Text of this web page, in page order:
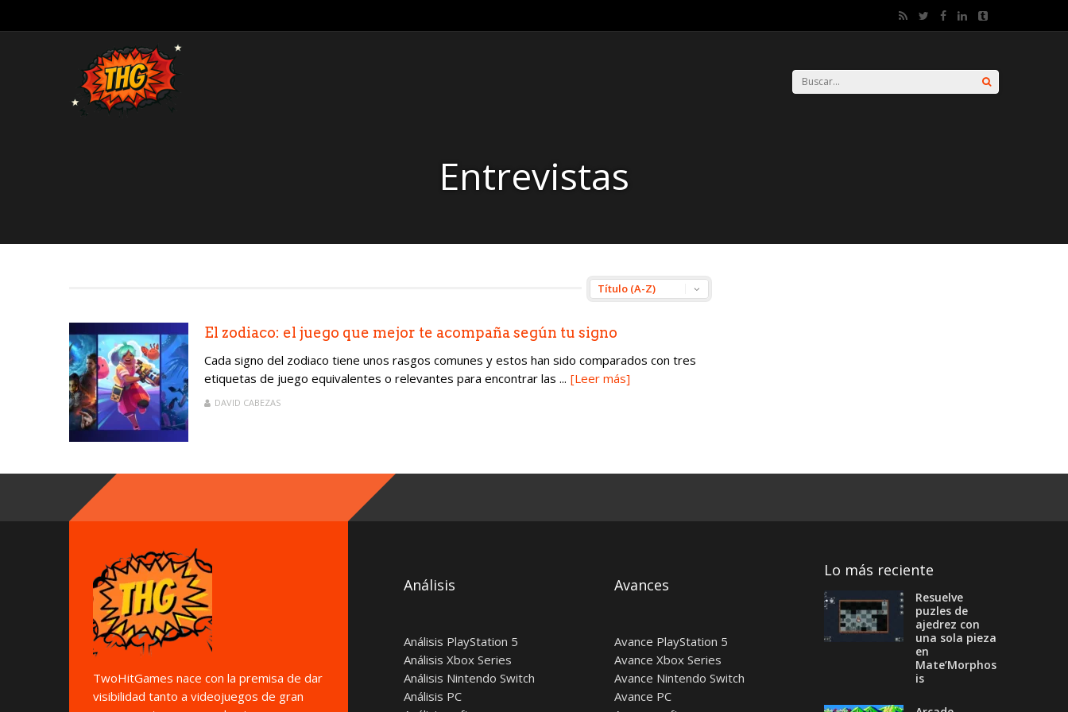
Entrevistas
El zodiaco: el juego que mejor te acompaña según tu signo
Cada signo del zodiaco tiene unos rasgos comunes y estos han sido comparados con tres
etiquetas de juego equivalentes o relevantes para encontrar las ... [Leer más]
DAVID CABEZAS
TwoHitGames nace con la premisa de dar
visibilidad tanto a videojuegos de gran
Análisis
Análisis PlayStation 5
Análisis Xbox Series
Análisis Nintendo Switch
Análisis PC
Avances
Avance PlayStation 5
Avance Xbox Series
Avance Nintendo Switch
Avance PC
Lo más reciente
Resuelve
puzles de
ajedrez con
una sola pieza
en
Mate’Morphos
is